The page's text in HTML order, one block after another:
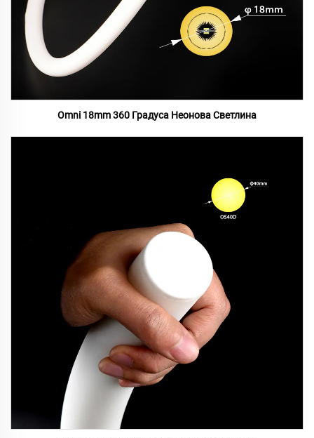
Omni 18mm 360 Градуса Неонова Светлина